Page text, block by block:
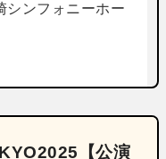
シンフォニーホー
【公演